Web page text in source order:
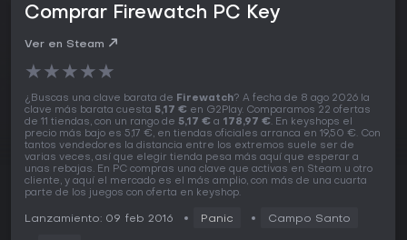
Comprar Firewatch PC Key
Ver en Steam
★★★★★
¿Buscas una clave barata de Firewatch? A fecha de 8 ago 2026 la
clave más barata cuesta 5,17 € en G2Play. Comparamos 22 ofertas
de 11 tiendas, con un rango de 5,17 € a 178,97 €. En keyshops el
precio más bajo es 5,17 €, en tiendas oficiales arranca en 19,50 €. Con
tantos vendedores la distancia entre los extremos suele ser de
varias veces, así que elegir tienda pesa más aquí que esperar a
unas rebajas. En PC compras una clave que activas en Steam u otro
cliente, y aquí el mercado es el más amplio, con más de una cuarta
parte de los juegos con oferta en keyshop.
Lanzamiento: 09 feb 2016 Panic Campo Santo